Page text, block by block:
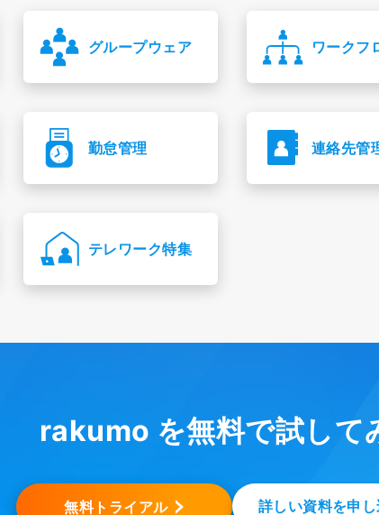
グループウェア ワークフ
勤怠管理 連絡先管
テレワーク特集
rakumo を無料で試して
無料トライアル 詳しい資料を申